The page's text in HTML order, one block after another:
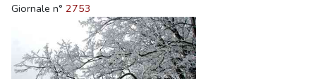
Giornale n° 2753